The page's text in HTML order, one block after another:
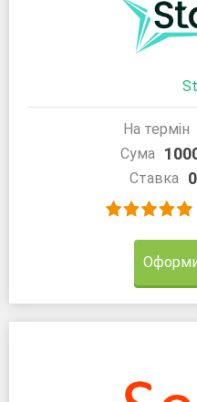
На термін
Сума
Ставка